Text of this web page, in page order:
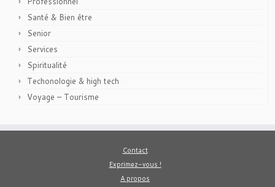
Santé & Bien être
Senior
Services
Spiritualité
Techonologie & high tech
Voyage – Tourisme
Contact
Exprimez-vous !
A propos